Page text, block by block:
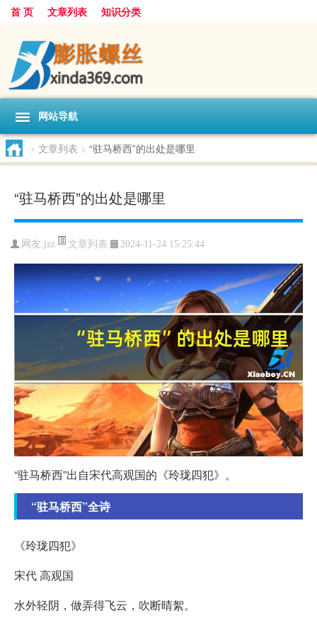
首 页 文章列表 知识分类
网站导航
> 文章列表 > “驻马桥西”的出处是哪里
“驻马桥西”的出处是哪里
网友:jzz 文章列表 2024-11-24 15:25:44
“驻马桥西”出自宋代高观国的《玲珑四犯》。
“驻马桥西”全诗
《玲珑四犯》
宋代 高观国
水外轻阴，做弄得飞云，吹断晴絮。